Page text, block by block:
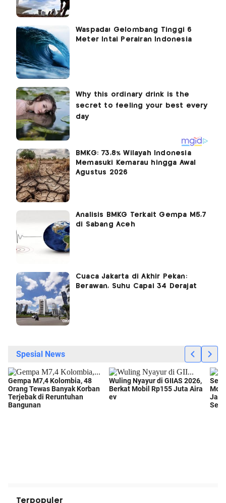
Waspada! Gelombang Tinggi 6
Meter Intai Perairan Indonesia
BMKG: 73,8% Wilayah Indonesia
Memasuki Kemarau hingga Awal
Agustus 2026
Analisis BMKG Terkait Gempa M5,7
di Sabang Aceh
Cuaca Jakarta di Akhir Pekan:
Berawan, Suhu Capai 34 Derajat
Terpopuler